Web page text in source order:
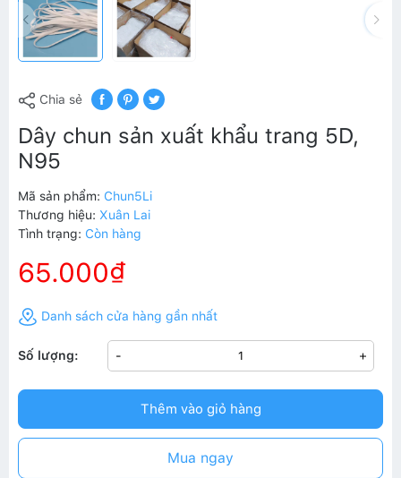
Chia sẻ
Dây chun sản xuất khẩu trang 5D,
N95
Mã sản phẩm: Chun5Li
Thương hiệu: Xuân Lai
Tình trạng: Còn hàng
65.000₫
Danh sách cửa hàng gần nhất
Số lượng: - +
Thêm vào giỏ hàng
Mua ngay